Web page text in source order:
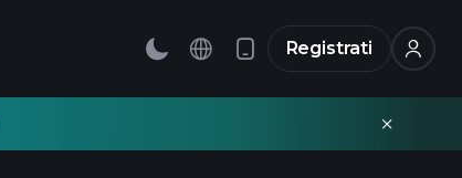
Registrati